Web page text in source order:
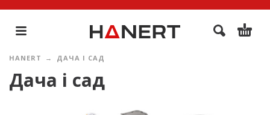
HANERT ДАЧА І САД
Дача і сад